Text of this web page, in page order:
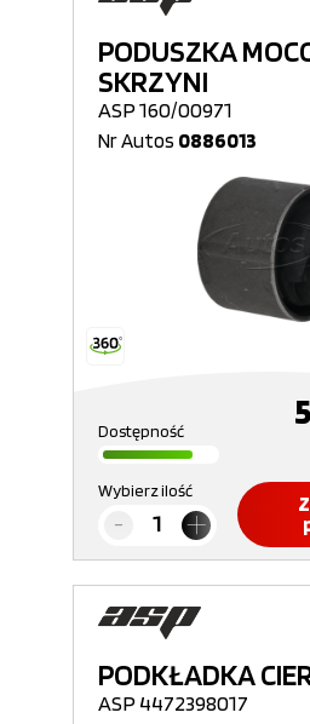
PODUSZKA
SKRZYNI
ASP 160/00971
Nr Autos 0886013
Dostępność
Wybierz ilość
PODKŁADKA
ASP 4472398017